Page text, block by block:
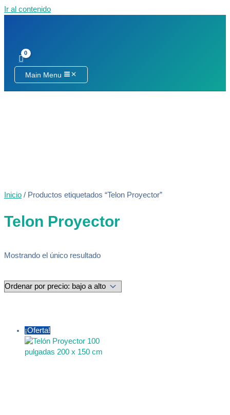
Ir al contenido
Main Menu
Inicio / Productos etiquetados “Telon Proyector”
Telon Proyector
Mostrando el único resultado
¡Oferta!